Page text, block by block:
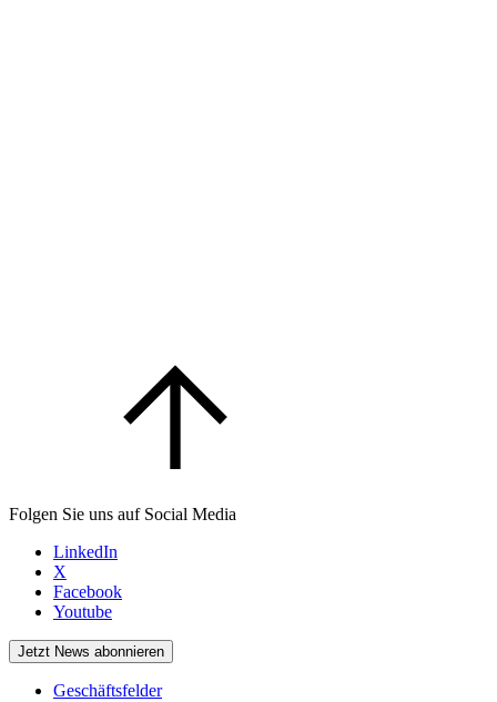
Folgen Sie uns auf Social Media
LinkedIn
X
Facebook
Youtube
Jetzt News abonnieren
Geschäftsfelder